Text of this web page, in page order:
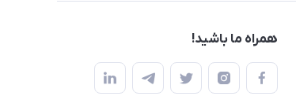
همراه ما باشید!